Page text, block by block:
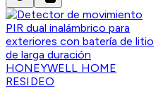
HONEYWELL HOME
RESIDEO